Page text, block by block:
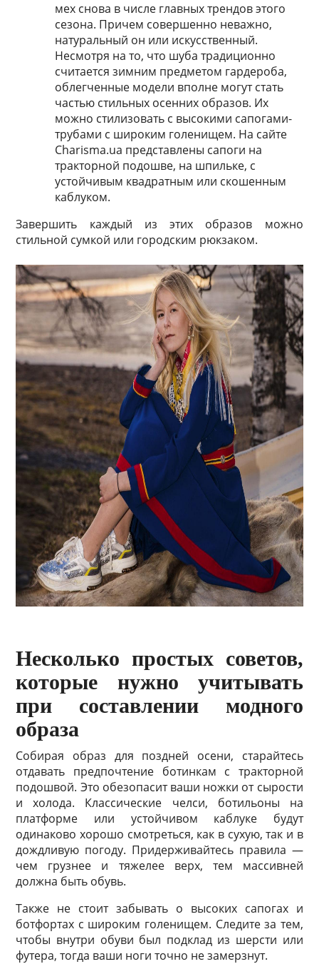
мех снова в числе главных трендов этого
сезона. Причем совершенно неважно,
натуральный он или искусственный.
Несмотря на то, что шуба традиционно
считается зимним предметом гардероба,
облегченные модели вполне могут стать
частью стильных осенних образов. Их
можно стилизовать с высокими сапогами-
трубами с широким голенищем. На сайте
Charisma.ua представлены сапоги на
тракторной подошве, на шпильке, с
устойчивым квадратным или скошенным
каблуком.
Завершить каждый из этих образов можно
стильной сумкой или городским рюкзаком.
Несколько простых советов,
которые нужно учитывать
при составлении модного
образа
Собирая образ для поздней осени, старайтесь
отдавать предпочтение ботинкам с тракторной
подошвой. Это обезопасит ваши ножки от сырости
и холода. Классические челси, ботильоны на
платформе или устойчивом каблуке будут
одинаково хорошо смотреться, как в сухую, так и в
дождливую погоду. Придерживайтесь правила —
чем грузнее и тяжелее верх, тем массивней
должна быть обувь.
Также не стоит забывать о высоких сапогах и
ботфортах с широким голенищем. Следите за тем,
чтобы внутри обуви был подклад из шерсти или
футера, тогда ваши ноги точно не замерзнут.